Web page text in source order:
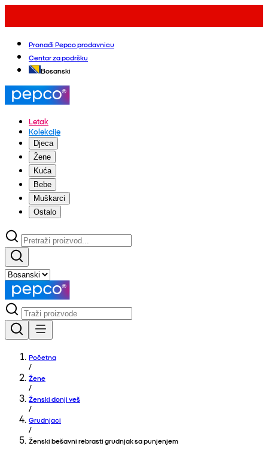
Pronađi Pepco prodavnicu
Centar za podršku
Bosanski
Letak
Kolekcije
Djeca
Žene
Kuća
Bebe
Muškarci
Ostalo
Početna
/
Žene
/
Ženski donji veš
/
Grudnjaci
/
Ženski bešavni rebrasti grudnjak sa punjenjem